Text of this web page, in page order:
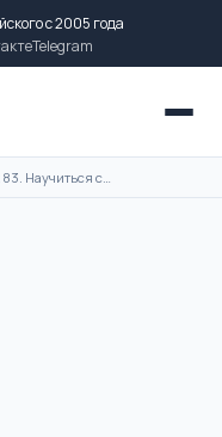
с 2005 года
Telegram
Аудиоурок 83. Научиться сравнивать разные объекты